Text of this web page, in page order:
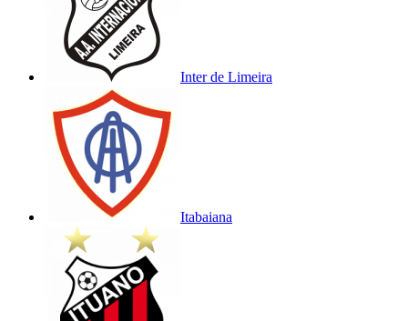
Inter de Limeira
Itabaiana